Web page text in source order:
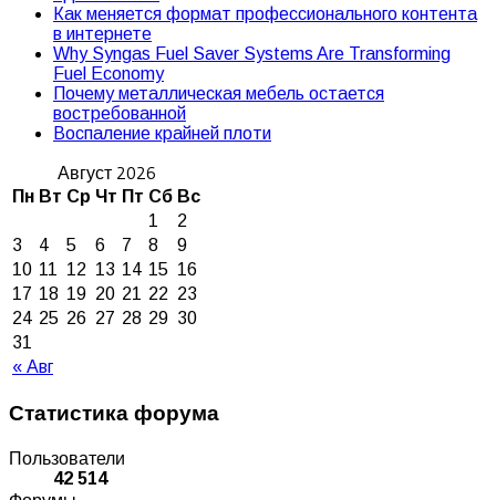
Как меняется формат профессионального контента
в интернете
Why Syngas Fuel Saver Systems Are Transforming
Fuel Economy
Почему металлическая мебель остается
востребованной
Воспаление крайней плоти
Август 2026
Пн Вт Ср Чт Пт Сб Вс
« Авг
1
2
3
4 5 6 7 8
9
10 11 12 13 14 15 16
17 18 19 20 21 22 23
24 25 26 27 28 29 30
31
Статистика форума
Пользователи
42 514